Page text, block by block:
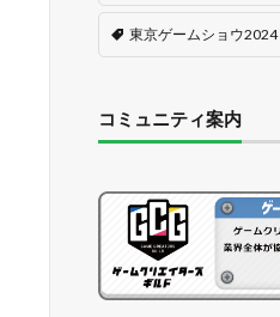
東京ゲームショウ2024
コミュニティ案内